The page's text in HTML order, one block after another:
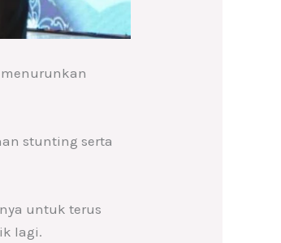
stunting serta
untuk terus
lagi.